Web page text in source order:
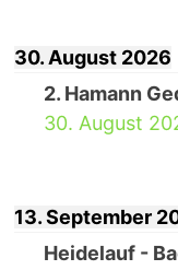
30. August 2026
2. Hamann
30. August
13. September
Heidelauf -